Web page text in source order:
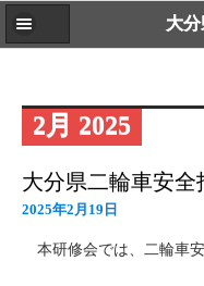
大
2月 2025
大分県二輪車安全
2025年2月19日
本研修会では、二輪車